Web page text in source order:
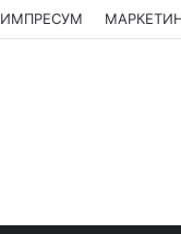
ИМПРЕСУМ